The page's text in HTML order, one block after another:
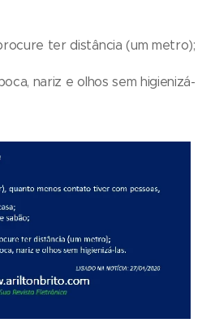
ter distância (um metro);
nariz e olhos sem higienizá-